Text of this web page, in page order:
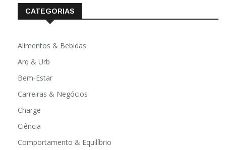
CATEGORIAS
Alimentos & Bebidas
Arq & Urb
Bem-Estar
Carreiras & Negócios
Charge
Ciência
Comportamento & Equilíbrio